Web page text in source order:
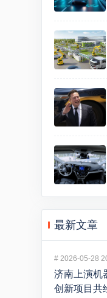
最新文章
# 2026-05-28
济南上演机
创新项目共